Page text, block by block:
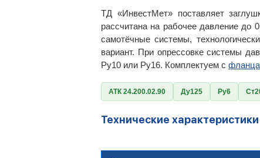
ТД «ИнвестМет» поставляет
рассчитана на рабочее давление до
самотёчные системы,
вариант. При опрессовке системы
Ру10 или Ру16. Комплектуем с
АТК 24.200.02.90 Ду125 Ру6
Технические